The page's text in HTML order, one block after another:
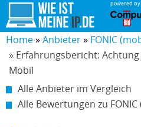
powered by
Home Anbieter
FONIC
» Erfahrungsbericht:
Mobil
Alle Anbieter im Vergleich
Alle Bewertungen zu